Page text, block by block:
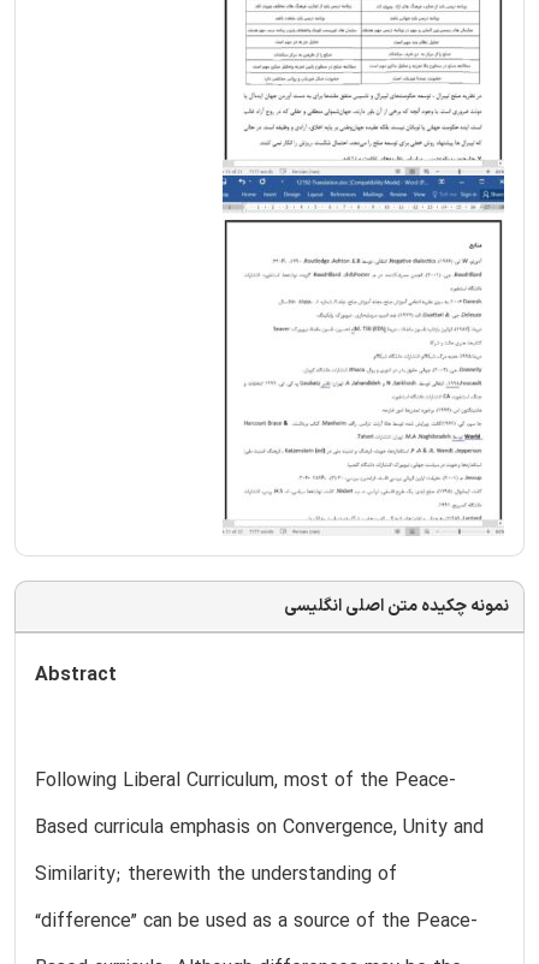
نمونه چکیده متن اصلی انگلیسی
Abstract
Following Liberal Curriculum, most of the Peace-
Based curricula emphasis on Convergence, Unity and
Similarity; therewith the understanding of
“difference” can be used as a source of the Peace-